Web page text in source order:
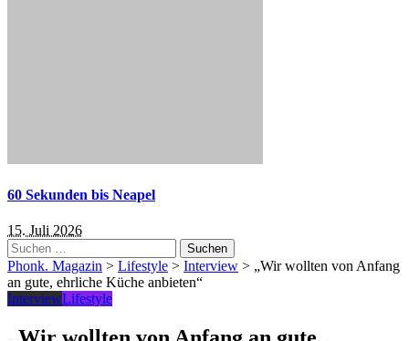
60 Sekunden bis Neapel
15. Juli 2026
Suchen
nach:
Phonk. Magazin > Lifestyle > Interview > „Wir wollten von Anfang
an gute, ehrliche Küche anbieten“
InterviewLifestyle